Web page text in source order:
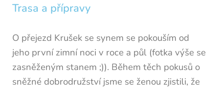
Trasa a přípravy
O přejezd Krušek se synem se pokouším od
jeho první zimní noci v roce a půl (fotka výše se
zasněženým stanem ;)). Během těch pokusů o
sněžné dobrodružství jsme se ženou zjistili, že